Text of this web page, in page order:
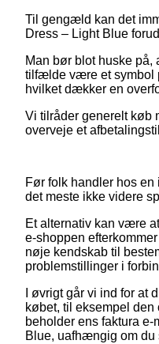
Til gengæld kan det
Dress – Light Blue
Man bør blot huske på,
tilfælde være et symbol
hvilket dækker en
Vi tilråder generelt køb
overveje et
Før folk handler hos
det meste ikke videre
Et alternativ kan være
e-shoppen
nøje kendskab til
problemstillinger i
I øvrigt går vi ind for
købet, til eksempel
beholder ens faktura
Blue, uafhængig om du